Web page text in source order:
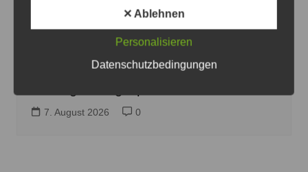
Die Verbindung zwischen Landwehrkreisel und
Fahrbahnmarkierung - Foto: JPH
B 65/Südschnellweg: Strecke
7. August 2026 0
✕ Ablehnen
Personalisieren
Datenschutzbedingungen